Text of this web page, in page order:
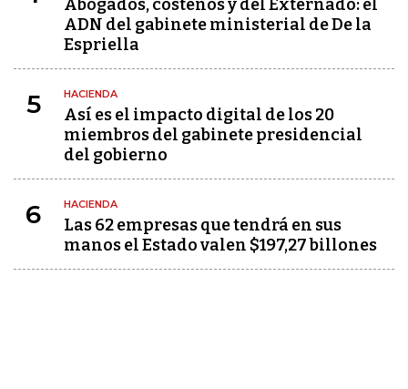
Abogados, costeños y del Externado: el
ADN del gabinete ministerial de De la
Espriella
5 HACIENDA
Así es el impacto digital de los 20
miembros del gabinete presidencial
del gobierno
6 HACIENDA
Las 62 empresas que tendrá en sus
manos el Estado valen $197,27 billones